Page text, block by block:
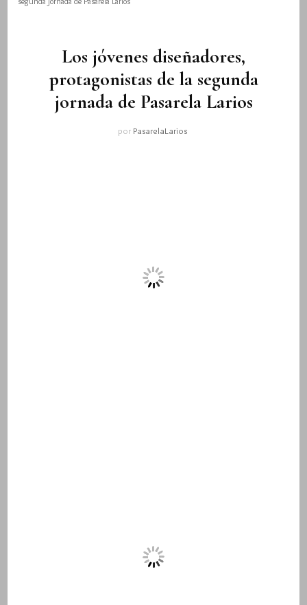
Los jóvenes diseñadores,
protagonistas de la segunda
jornada de Pasarela Larios
por PasarelaLarios